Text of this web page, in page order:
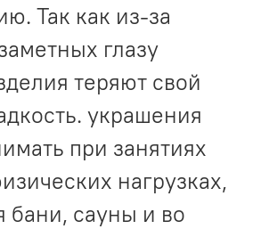
Так как из-за
глазу
теряют свой
украшения
при занятиях
нагрузках,
бани, сауны и во